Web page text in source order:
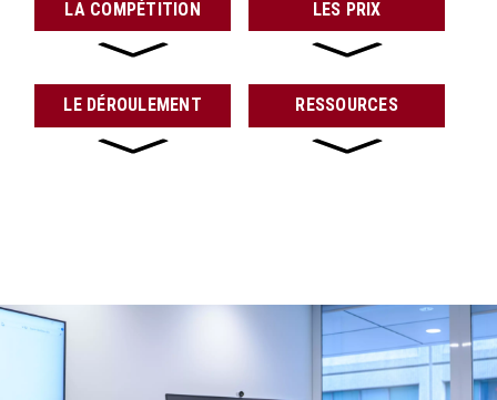
LA COMPÉTITION LES PRIX
LE DÉROULEMENT RESSOURCES